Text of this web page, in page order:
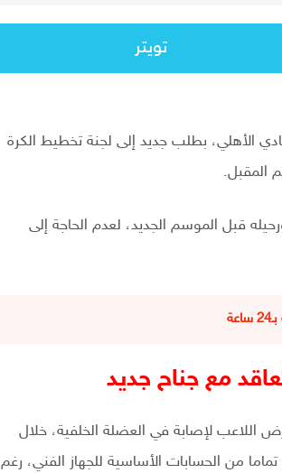
تويتر
الأهلي، بطلب جديد إلى لجنة تخطيط الكرة
المقبل.
قبل الموسم الجديد، لعدم الحاجة إلى
مع جناح جديد
اللاعب لإصابة في العضلة الخلفية، خلال
من الحسابات الأساسية للجهاز الفني، رغم